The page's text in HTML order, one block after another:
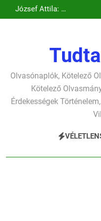
Ugrás
a
verselemzés
szonettje
Mihály: A
József Attila: A
gondolkodó
Olvasónaplók, Kötelező
Kötelező
Érdekességek